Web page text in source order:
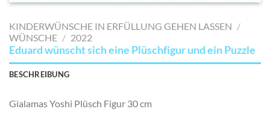
AUF MEINE
SETZEN
KINDERWÜNSCHE IN ERFÜLLUNG GEHEN LASSEN /
WÜNSCHE / 2022
Eduard wünscht sich eine Plüschfigur und ein Puzzle
BESCHREIBUNG
Gialamas Yoshi Plüsch Figur 30 cm